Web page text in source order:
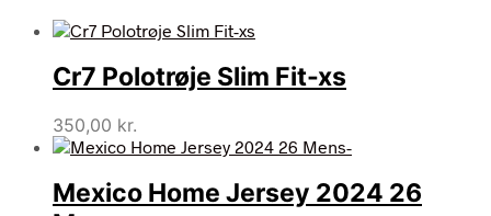
Cr7 Polotrøje Slim Fit-xs
350,00 kr.
Mexico Home Jersey 2024 26